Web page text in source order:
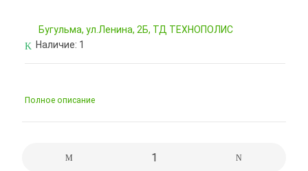
Бугульма, ул.Ленина, 2Б, ТД ТЕХНОПОЛИС
Наличие: 1
Полное описание